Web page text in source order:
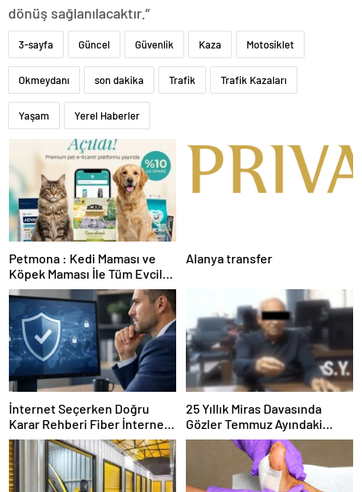
dönüş sağlanılacaktır.”
3-sayfa Güncel Güvenlik Kaza Motosiklet
Okmeydanı son dakika Trafik Trafik Kazaları
Yaşam Yerel Haberler
Petmona : Kedi Maması ve
Köpek Maması İle Tüm Evcil
Hayvan Ürünleri
Alanya transfer
İnternet Seçerken Doğru
Karar Rehberi Fiber İnternet
ve Ev İnterneti
25 Yıllık Miras Davasında
Gözler Temmuz Ayındaki
Karar Duruşmasına Çevrildi